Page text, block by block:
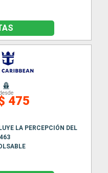
475
LA PERCEPCIÓN DEL